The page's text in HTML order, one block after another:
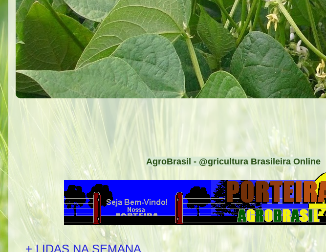
AgroBrasil - @gricultura Brasileira Online
+ LIDAS NA SEMANA